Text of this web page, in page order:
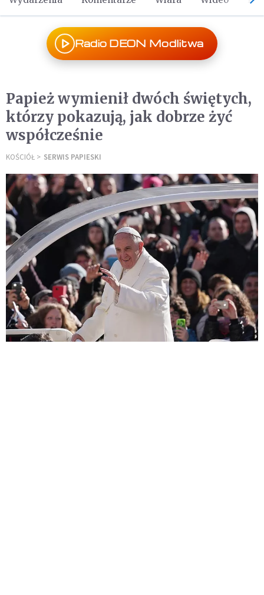
Radio DEON Modlitwa
Papież wymienił dwóch świętych,
którzy pokazują, jak dobrze żyć
współcześnie
KOŚCIÓŁ SERWIS PAPIESKI